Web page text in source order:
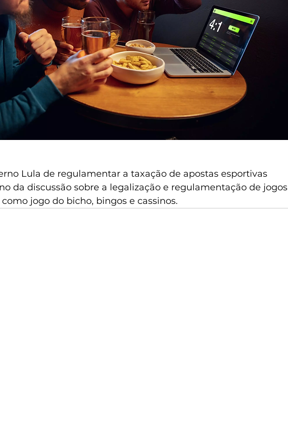
Lula de regulamentar a taxação de apostas esportivas
da discussão sobre a legalização e regulamentação de jogos
jogo do bicho, bingos e cassinos.